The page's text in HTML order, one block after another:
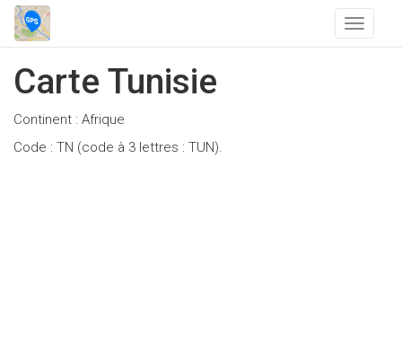
T
o
Carte Tunisie
Continent : Afrique
Code : TN (code à 3 lettres : TUN).